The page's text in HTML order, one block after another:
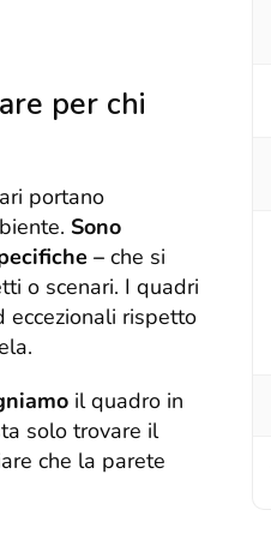
per chi
portano
Sono
– che si
o scenari. I quadri
eccezionali rispetto
il quadro in
solo trovare il
che la parete